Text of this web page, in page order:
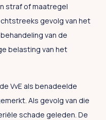
straf of maatregel
gevolg van het
van de
belasting van het
VvE als benadeelde
Als gevolg van die
schade geleden. De